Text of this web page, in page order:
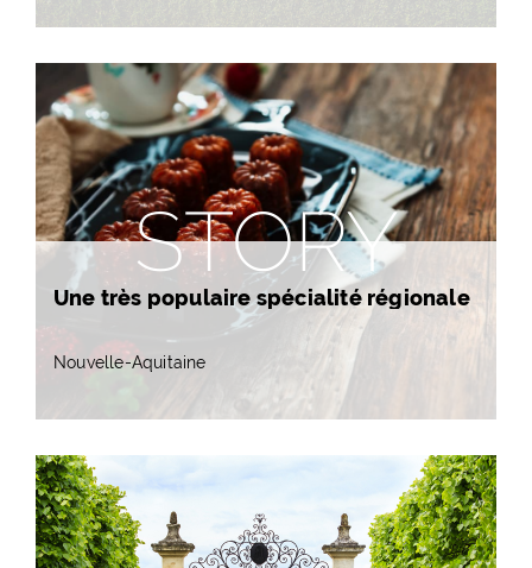
STORY
Une très populaire spécialité régionale
Nouvelle-Aquitaine